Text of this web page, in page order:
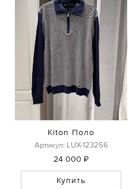
Kiton Поло
Артикул: LUX-123256
24 000 ₽
Купить